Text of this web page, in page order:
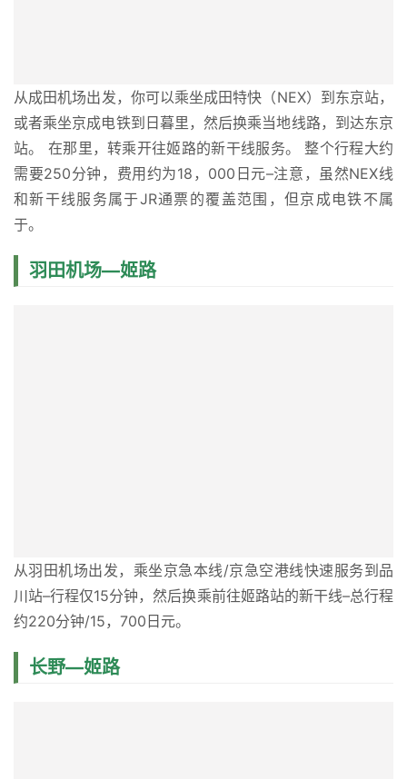
从成田机场出发，你可以乘坐成田特快（NEX）到东京站，
或者乘坐京成电铁到日暮里，然后换乘当地线路，到达东京
站。 在那里，转乘开往姬路的新干线服务。 整个行程大约
需要250分钟，费用约为18，000日元–注意，虽然NEX线
和新干线服务属于JR通票的覆盖范围，但京成电铁不属
于。
羽田机场—姬路
从羽田机场出发，乘坐京急本线/京急空港线快速服务到品
川站–行程仅15分钟，然后换乘前往姬路站的新干线–总行程
约220分钟/15，700日元。
长野—姬路